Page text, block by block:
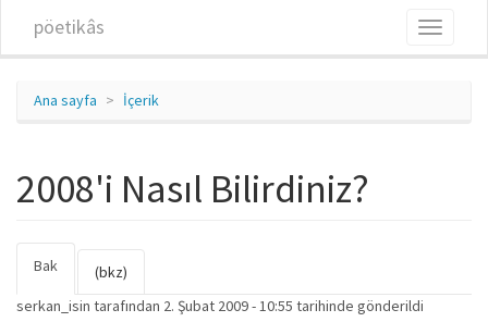
pöetikâs
Toggle
Ana sayfa İçerik
2008'i Nasıl Bilirdiniz?
Birincil sekmeler
Bak
sekme)
(bkz)
serkan_isin tarafından 2. Şubat 2009 - 10:55 tarihinde gönderildi